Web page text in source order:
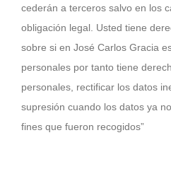
cederán a terceros salvo en los
obligación legal. Usted tiene
sobre si en José Carlos Gracia
personales por tanto tiene
personales, rectificar los datos
supresión cuando los datos ya
fines que fueron recogidos”